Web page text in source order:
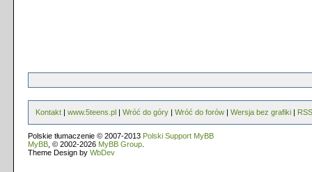
Kontakt | www.5teens.pl | Wróć do góry | Wróć do forów | Wersja bez grafiki | RSS
Polskie tłumaczenie © 2007-2013 Polski Support MyBB
MyBB , © 2002-2026 MyBB Group
Theme Design by WbDev